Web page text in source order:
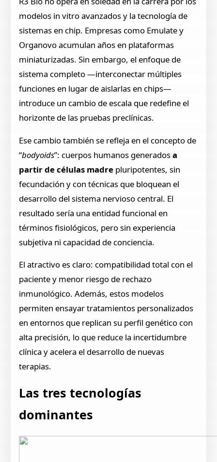
modelos in vitro avanzados y la tecnología de
sistemas en chip. Empresas como Emulate y
Organovo acumulan años en plataformas
miniaturizadas. Sin embargo, el enfoque de
sistema completo —interconectar múltiples
funciones en lugar de aislarlas en chips—
introduce un cambio de escala que redefine el
horizonte de las pruebas preclínicas.
Ese cambio también se refleja en el concepto de
“bodyoids”: cuerpos humanos generadosa
partir de células madre pluripotentes, sin
fecundación y con técnicas que bloquean el
desarrollo del sistema nervioso central. El
resultado sería una entidad funcional en
términos fisiológicos, pero sin experiencia
subjetiva ni capacidad de conciencia.
El atractivo es claro: compatibilidad total con el
paciente y menor riesgo de rechazo
inmunológico. Además, estos modelos
permiten ensayar tratamientos personalizados
en entornos que replican su perfil genético con
alta precisión, lo que reduce la incertidumbre
clínica y acelera el desarrollo de nuevas
terapias.
Las tres tecnologías
dominantes